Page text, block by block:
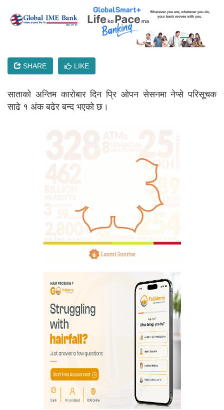
SHARE LIKE
साताको अन्तिम कारोबार दिन प्रि ओपन सेसनमा नेप्से परिसूचक
साढे १ अंक बढेर बन्द भएको छ।